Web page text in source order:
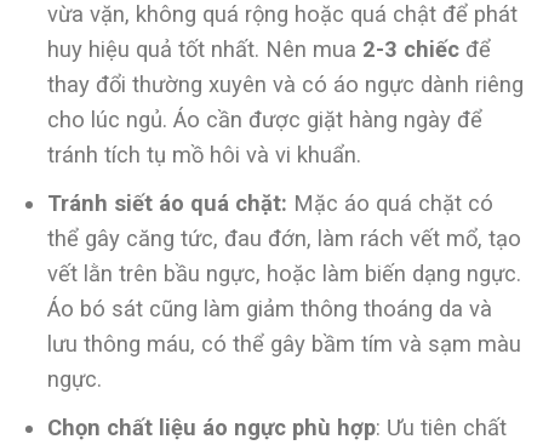
vừa vặn, không quá rộng hoặc quá chật để phát
huy hiệu quả tốt nhất. Nên mua 2-3 chiếcđể
thay đổi thường xuyên và có áo ngực dành riêng
cho lúc ngủ. Áo cần được giặt hàng ngày để
tránh tích tụ mồ hôi và vi khuẩn.
Tránh siết áo quá chặt: Mặc áo quá chặt có
thể gây căng tức, đau đớn, làm rách vết mổ, tạo
vết lằn trên bầu ngực, hoặc làm biến dạng ngực.
Áo bó sát cũng làm giảm thông thoáng da và
lưu thông máu, có thể gây bầm tím và sạm màu
ngực.
Chọn chất liệu áo ngực phù hợp: Ưu tiên chất